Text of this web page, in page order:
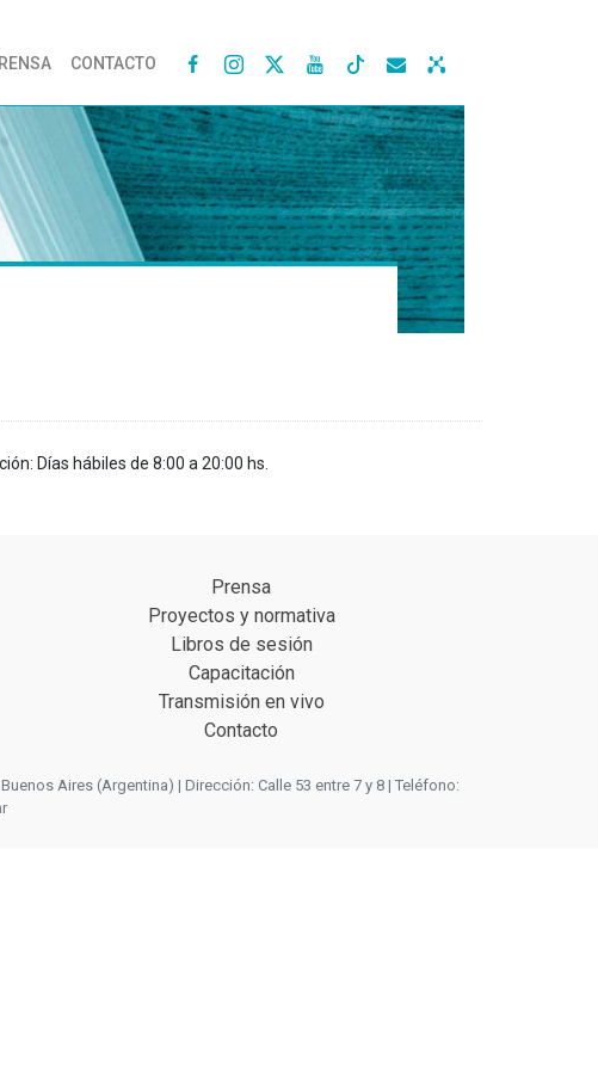
CONTACTO    
Días hábiles de 8:00 a 20:00 hs.
Prensa
Proyectos y normativa
Libros de sesión
Capacitación
Transmisión en vivo
Contacto
Aires (Argentina) | Dirección: Calle 53 entre 7 y 8 | Teléfono: